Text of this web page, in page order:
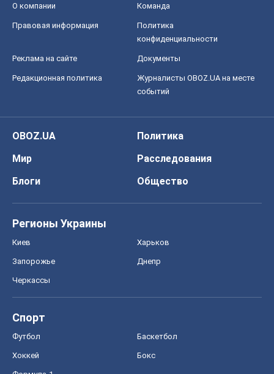
О компании Команда
Правовая информация
Политика
конфиденциальности
Реклама на сайте Документы
Редакционная политика
Журналисты OBOZ.UA на месте
событий
OBOZ.UA
Политика
Мир
Расследования
Блоги
Общество
Регионы Украины
Киев Харьков
Запорожье Днепр
Черкассы
Спорт
Футбол Баскетбол
Хоккей Бокс